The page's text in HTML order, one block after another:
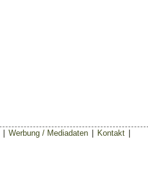
Werbung / Mediadaten Kontakt